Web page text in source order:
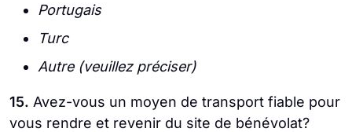
Portugais
Turc
Autre (veuillez préciser)
15. Avez-vous un moyen de transport fiable pour
vous rendre et revenir du site de bénévolat?